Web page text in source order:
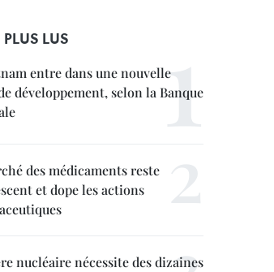
PLUS LUS
entre dans une nouvelle
développement, selon la Banque
des médicaments reste
et dope les actions
nucléaire nécessite des dizaines